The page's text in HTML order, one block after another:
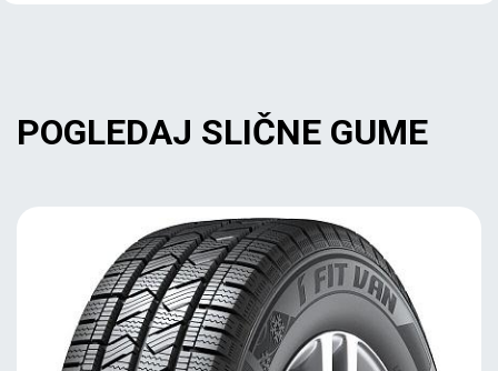
POGLEDAJ SLIČNE GUME